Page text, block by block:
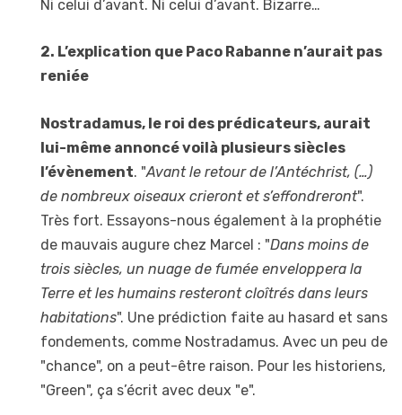
Ni celui d’avant. Ni celui d’avant. Bizarre…
2. L’explication que Paco Rabanne n’aurait pas
reniée
Nostradamus, le roi des prédicateurs, aurait
lui-même annoncé voilà plusieurs siècles
l’évènement. "Avant le retour de l’Antéchrist, (…)
de nombreux oiseaux crieront et s’effondreront".
Très fort. Essayons-nous également à la prophétie
de mauvais augure chez Marcel : "Dans moins de
trois siècles, un nuage de fumée enveloppera la
Terre et les humains resteront cloîtrés dans leurs
habitations". Une prédiction faite au hasard et sans
fondements, comme Nostradamus. Avec un peu de
"chance", on a peut-être raison. Pour les historiens,
"Green", ça s’écrit avec deux "e".